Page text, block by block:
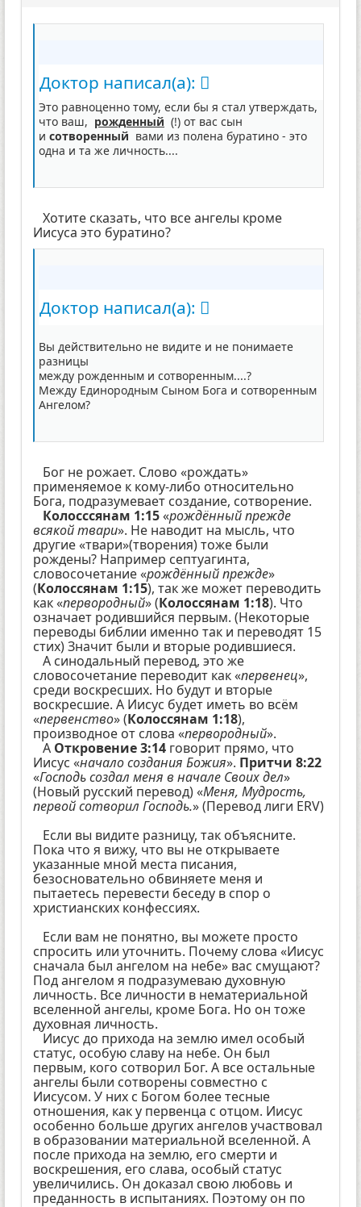
Доктор написал(а):
Это равноценно тому, если бы я стал утверждать,
что ваш, рожденный (!) от вас сын
и сотворенный вами из полена буратино - это
одна и та же личность....
Хотите сказать, что все ангелы кроме
Иисуса это буратино?
Доктор написал(а):
Вы действительно не видите и не понимаете
разницы
между рожденным и сотворенным....?
Между Единородным Сыном Бога и сотворенным
Ангелом?
Бог не рожает. Слово «рождать»
применяемое к кому-либо относительно
Бога, подразумевает создание, сотворение.
Колосссянам 1:15«рождённый прежде
всякой твари». Не наводит на мысль, что
другие «твари»(творения) тоже были
рождены? Например септуагинта,
словосочетание «рождённый прежде»
(Колоссянам 1:15), так же может переводить
как «первородный» (Колоссянам 1:18). Что
означает родившийся первым. (Некоторые
переводы библии именно так и переводят 15
стих) Значит были и вторые родившиеся.
А синодальный перевод, это же
словосочетание переводит как «первенец»,
среди воскресших. Но будут и вторые
воскресшие. А Иисус будет иметь во всём
«первенство» (Колоссянам 1:18),
производное от слова «первородный».
А Откровение 3:14 говорит прямо, что
Иисус «начало создания Божия». Притчи 8:22
«Господь создал меня в начале Своих дел»
(Новый русский перевод) «Меня, Мудрость,
первой сотворил Господь.» (Перевод лиги ERV)
Если вы видите разницу, так объясните.
Пока что я вижу, что вы не открываете
указанные мной места писания,
безосновательно обвиняете меня и
пытаетесь перевести беседу в спор о
христианских конфессиях.
Если вам не понятно, вы можете просто
спросить или уточнить. Почему слова «Иисус
сначала был ангелом на небе» вас смущают?
Под ангелом я подразумеваю духовную
личность. Все личности в нематериальной
вселенной ангелы, кроме Бога. Но он тоже
духовная личность.
Иисус до прихода на землю имел особый
статус, особую славу на небе. Он был
первым, кого сотворил Бог. А все остальные
ангелы были сотворены совместно с
Иисусом. У них с Богом более тесные
отношения, как у первенца с отцом. Иисус
особенно больше других ангелов участвовал
в образовании материальной вселенной. А
после прихода на землю, его смерти и
воскрешения, его слава, особый статус
увеличились. Он доказал свою любовь и
преданность в испытаниях. Поэтому он по